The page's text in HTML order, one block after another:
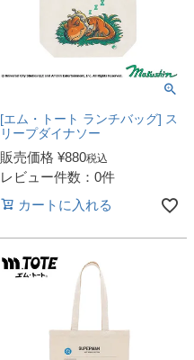
[エム・トート ランチバッグ] ス
リープダイナソー
販売価格 ¥880税込
レビュー件数：0件
カートに入れる